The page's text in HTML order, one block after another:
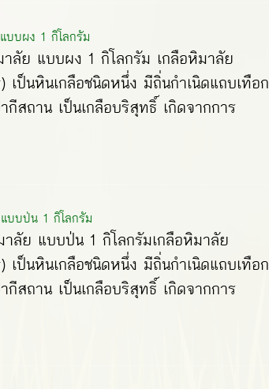
บผง 1 กิโลกรัม
ลัย แบบผง 1 กิโลกรัม เกลือหิมาลัย
เป็นหินเกลือชนิดหนึ่ง มีถิ่นกำเนิดแถบเทือก
กีสถาน เป็นเกลือบริสุทธิ์ เกิดจากการ
บบป่น 1 กิโลกรัม
ลัย แบบป่น 1 กิโลกรัมเกลือหิมาลัย
เป็นหินเกลือชนิดหนึ่ง มีถิ่นกำเนิดแถบเทือก
กีสถาน เป็นเกลือบริสุทธิ์ เกิดจากการ